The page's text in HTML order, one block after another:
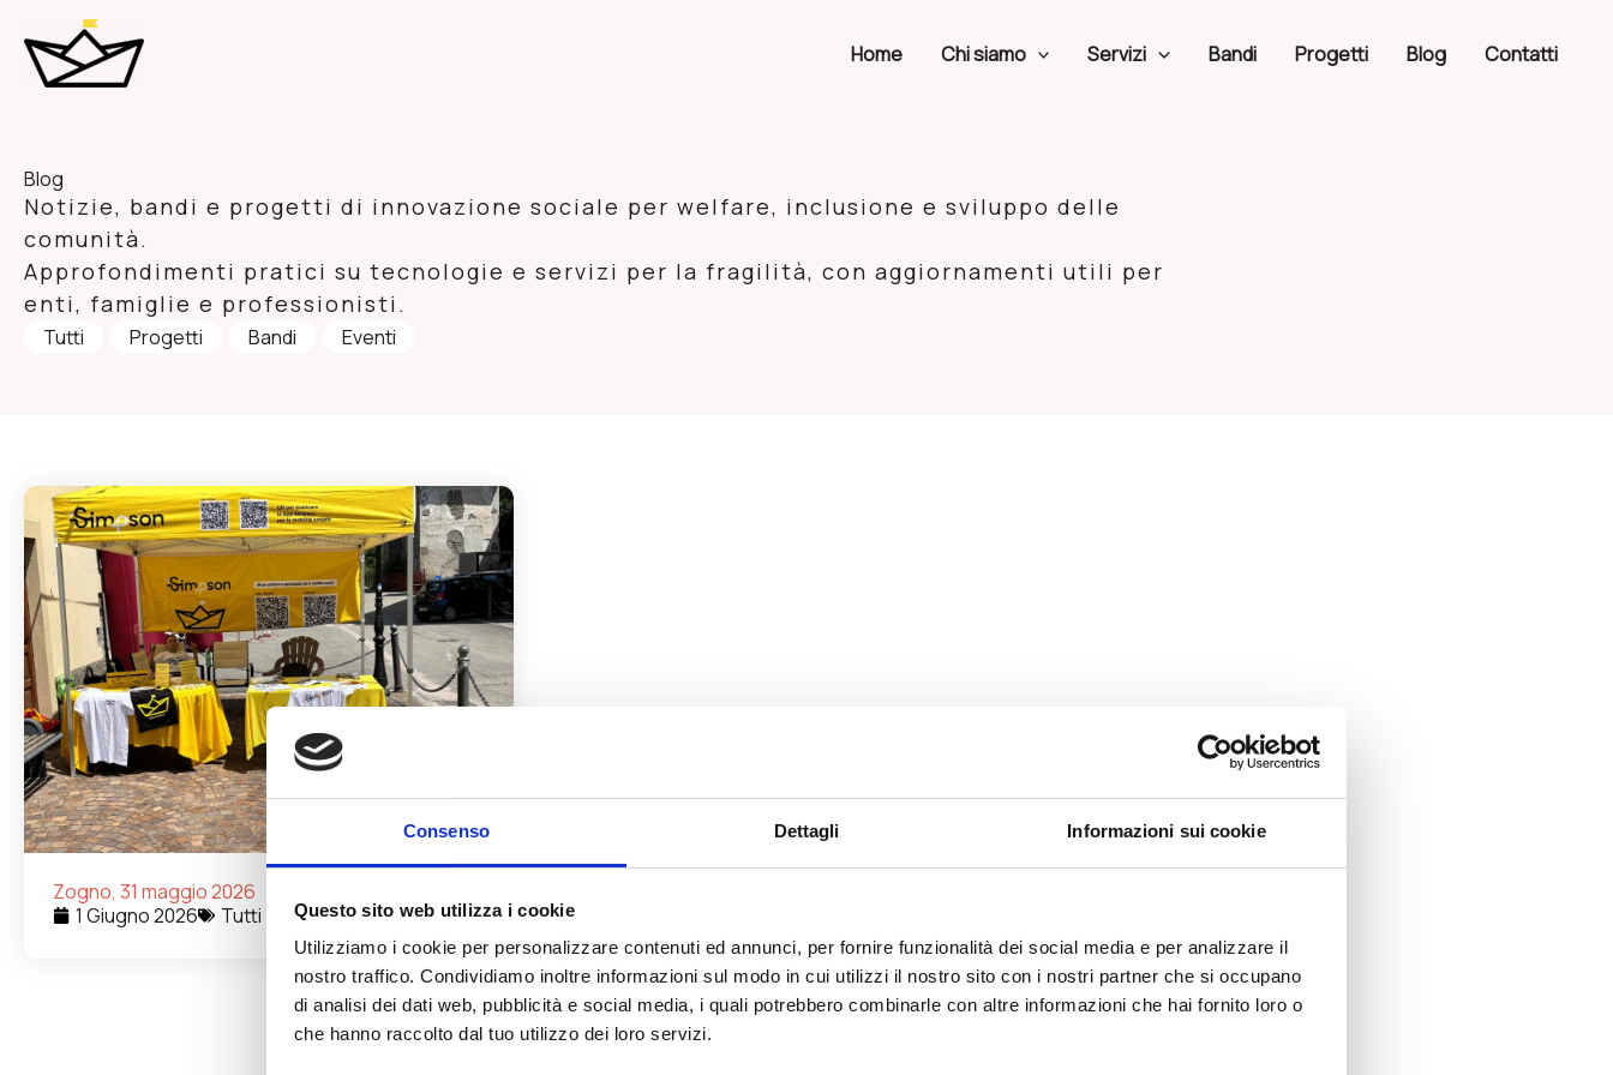
Consenso Dettagli Informazioni sui cookie
Questo sito web utilizza i cookie
Utilizziamo i cookie per personalizzare contenuti ed annunci, per fornire funzionalità dei social media e per analizzare il
nostro traffico. Condividiamo inoltre informazioni sul modo in cui utilizzi il nostro sito con i nostri partner che si occupano
di analisi dei dati web, pubblicità e social media, i quali potrebbero combinarle con altre informazioni che hai fornito loro o
che hanno raccolto dal tuo utilizzo dei loro servizi.
contenuto
Home Chi siamo Servizi Bandi Progetti Blog Contatti
Blog
Notizie, bandi e progetti di innovazione sociale per welfare, inclusione e sviluppo delle
comunità.
Approfondimenti pratici su tecnologie e servizi per la fragilità, con aggiornamenti utili per
enti, famiglie e professionisti.
Tutti Progetti Bandi Eventi
Zogno, 31 maggio 2026
1 Giugno 2026
Tutti